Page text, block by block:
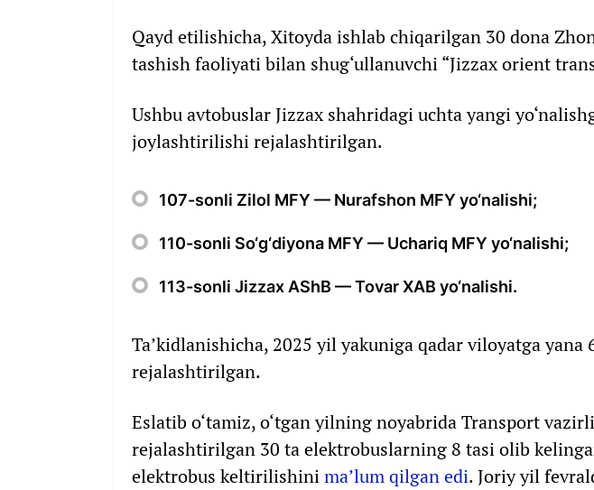
Qayd etilishicha, Xitoyda ishlab chiqarilgan 30 dona
tashish faoliyati bilan shug‘ullanuvchi “Jizzax orient
Ushbu avtobuslar Jizzax shahridagi uchta yangi
joylashtirilishi rejalashtirilgan.
107-sonli Zilol MFY — Nurafshon MFY yo‘nalishi;
110-sonli So‘g‘diyona MFY — Uchariq MFY yo‘nalishi;
113-sonli Jizzax AShB — Tovar XAB yo‘nalishi.
Ta’kidlanishicha, 2025 yil yakuniga qadar viloyatga yana
rejalashtirilgan.
Eslatib o‘tamiz, o‘tgan yilning noyabrida Transport
rejalashtirilgan 30 ta elektrobuslarning 8 tasi olib
elektrobus keltirilishinima’lum qilgan edi. Joriy yil